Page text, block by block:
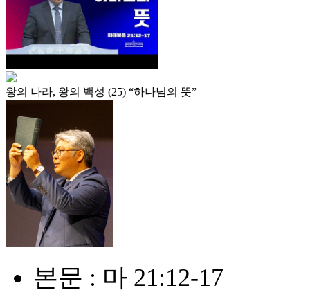
왕의 나라, 왕의 백성 (25) “하나님의 뜻”
본문 : 마 21:12-17